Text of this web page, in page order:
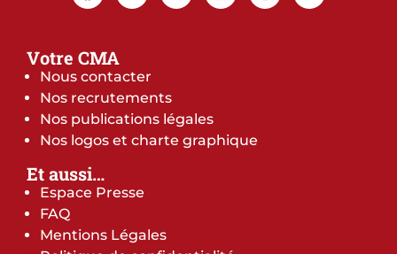
Votre CMA
Nous contacter
Nos recrutements
Nos publications légales
Nos logos et charte graphique
Et aussi…
Espace Presse
FAQ
Mentions Légales